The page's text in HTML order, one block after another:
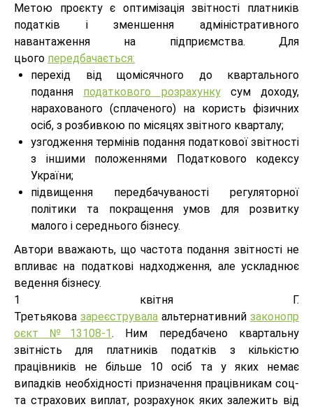
Метою проєкту є оптимізація звітності платників
податків і зменшення адміністративного
навантаження на підприємства. Для
цього передбачається:
перехід від щомісячного до квартального
подання податкового розрахункусум доходу,
нарахованого (сплаченого) на користь фізичних
осіб, з розбивкою по місяцях звітного кварталу;
узгодження термінів подання податкової звітності
з іншими положеннями Податкового кодексу
України;
підвищення передбачуваності регуляторної
політики та покращення умов для розвитку
малого і середнього бізнесу.
Автори вважають, що частота подання звітності не
впливає на податкові надходження, але ускладнює
ведення бізнесу.
1 квітня Г.
Третьякова зареєструвала альтернативний законопр
оєкт №13108-1. Ним передбачено квартальну
звітність для платників податків з кількістю
працівників не більше 10 осіб та у яких немає
випадків необхідності призначення працівникам соц-
та страхових виплат, розрахунок яких залежить від